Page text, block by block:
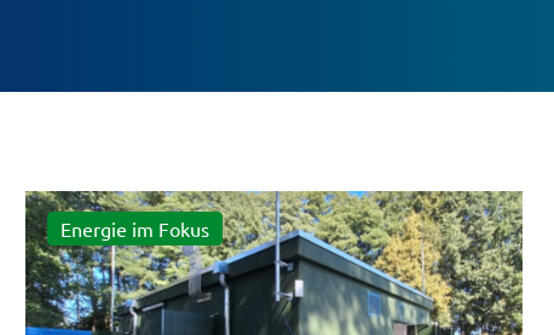
Energie im Fokus